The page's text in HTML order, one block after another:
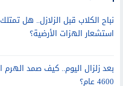
نباح الكلاب قبل الزلازل.. هل
استشعار الهزات الأرضية؟
بعد زلزال اليوم.. كيف صمد الهرم
4600 عام؟